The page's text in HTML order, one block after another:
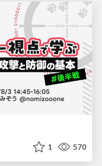
1 570